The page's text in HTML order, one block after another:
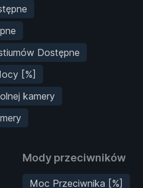
Dostępne
[%]
kamery
Mody przeciwników
Moc Przeciwnika [%]